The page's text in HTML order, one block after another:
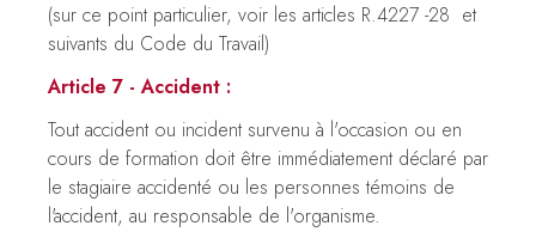
(sur ce point particulier, voir les articles R.4227 -28 et
suivants du Code du Travail)
Article 7 - Accident :
Tout accident ou incident survenu à l'occasion ou en
cours de formation doit être immédiatement déclaré par
le stagiaire accidenté ou les personnes témoins de
l'accident, au responsable de l'organisme.